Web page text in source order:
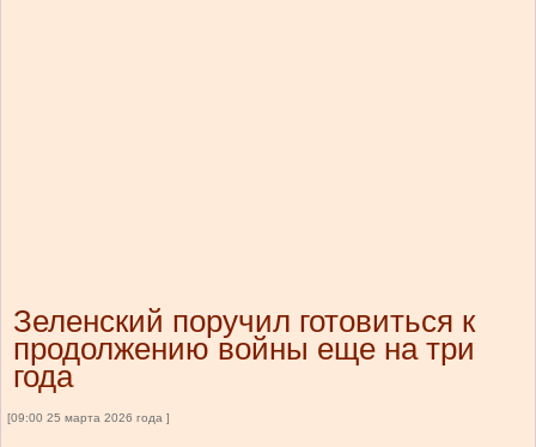
Зеленский поручил готовиться к
продолжению войны еще на три
года
[09:00 25 марта 2026 года ]